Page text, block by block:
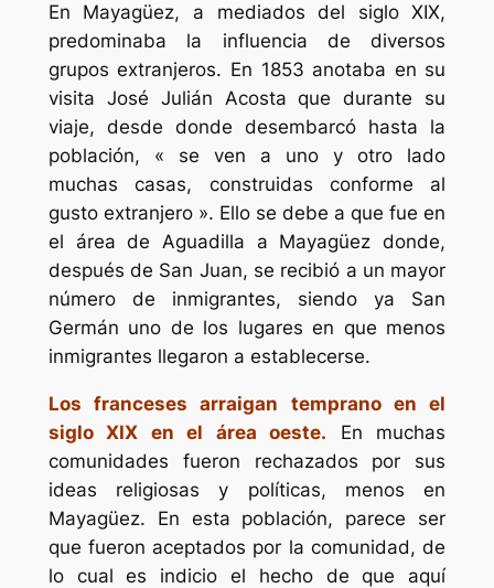
En Mayagüez, a mediados del siglo XIX,
predominaba la influencia de diversos
grupos extranjeros. En 1853 anotaba en su
visita José Julián Acosta que durante su
viaje, desde donde desembarcó hasta la
población, « se ven a uno y otro lado
muchas casas, construidas conforme al
gusto extranjero ». Ello se debe a que fue en
el área de Aguadilla a Mayagüez donde,
después de San Juan, se recibió a un mayor
número de inmigrantes, siendo ya San
Germán uno de los lugares en que menos
inmigrantes llegaron a establecerse.
Los franceses arraigan temprano en el
siglo XIX en el área oeste. En muchas
comunidades fueron rechazados por sus
ideas religiosas y políticas, menos en
Mayagüez. En esta población, parece ser
que fueron aceptados por la comunidad, de
lo cual es indicio el hecho de que aquí